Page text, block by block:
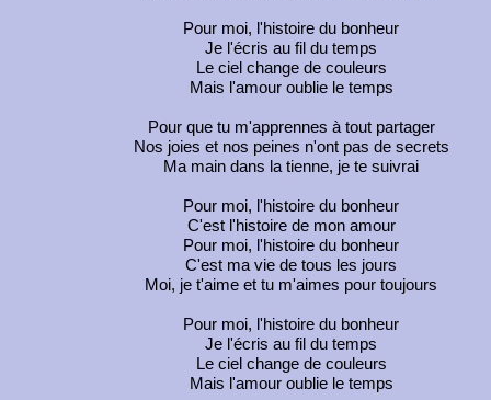
Pour moi, l'histoire du bonheur
Je l'écris au fil du temps
Le ciel change de couleurs
Mais l'amour oublie le temps
Pour que tu m'apprennes à tout partager
Nos joies et nos peines n'ont pas de secrets
Ma main dans la tienne, je te suivrai
Pour moi, l'histoire du bonheur
C'est l'histoire de mon amour
Pour moi, l'histoire du bonheur
C'est ma vie de tous les jours
Moi, je t'aime et tu m'aimes pour toujours
Pour moi, l'histoire du bonheur
Je l'écris au fil du temps
Le ciel change de couleurs
Mais l'amour oublie le temps